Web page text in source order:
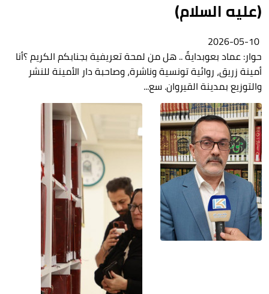
(عليه السلام)
حوار: عماد بعوبدايةً .. هل من لمحة تعريفية بجنابكم الكريم ؟أنا
أمينة زريق، روائية تونسية وناشرة، وصاحبة دار الأمينة للنشر
والتوزيع بمدينة القيروان. سع...